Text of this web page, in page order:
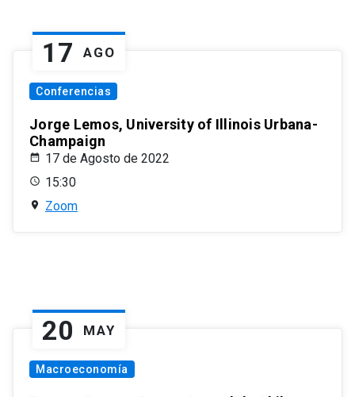
17 AGO
Conferencias
Jorge Lemos, University of Illinois Urbana-
Champaign
17 de Agosto de 2022
15:30
Zoom
20 MAY
Macroeconomía